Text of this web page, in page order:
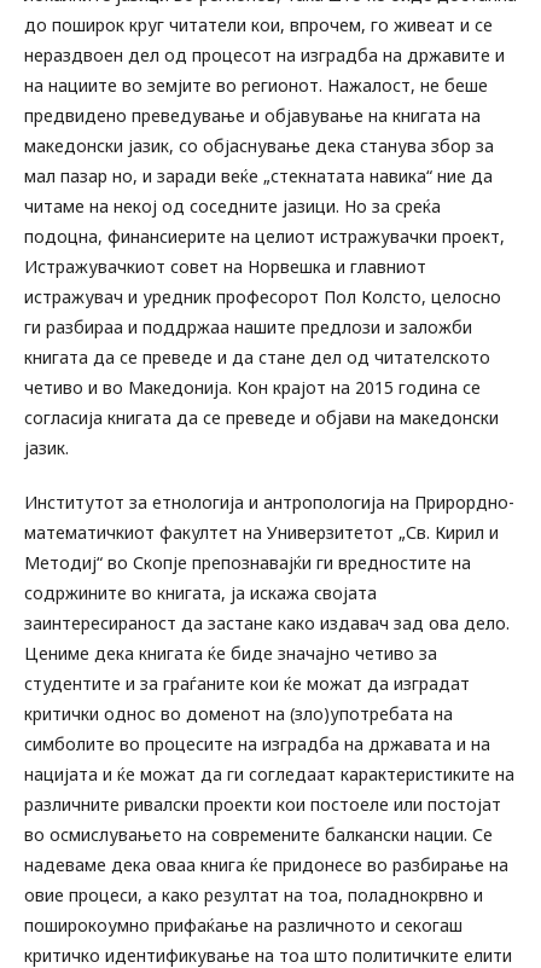
до поширок круг читатели кои, впрочем, го живеат и се
нераздвоен дел од процесот на изградба на државите и
на нациите во земјите во регионот. Нажалост, не беше
предвидено преведување и објавување на книгата на
македонски јазик, со објаснување дека станува збор за
мал пазар но, и заради веќе „стекнатата навика“ ние да
читаме на некој од соседните јазици. Но за среќа
подоцна, финансиерите на целиот истражувачки проект,
Истражувачкиот совет на Норвешка и главниот
истражувач и уредник професорот Пол Колсто, целосно
ги разбираа и поддржаа нашите предлози и заложби
книгата да се преведе и да стане дел од читателското
четиво и во Македонија. Кон крајот на 2015 година се
согласија книгата да се преведе и објави на македонски
јазик.
Институтот за етнологија и антропологија на Прирордно-
математичкиот факултет на Универзитетот „Св. Кирил и
Методиј“ во Скопје препознавајќи ги вредностите на
содржините во книгата, ја искажа својата
заинтересираност да застане како издавач зад ова дело.
Цениме дека книгата ќе биде значајно четиво за
студентите и за граѓаните кои ќе можат да изградат
критички однос во доменот на (зло)употребата на
симболите во процесите на изградба на државата и на
нацијата и ќе можат да ги согледаат карактеристиките на
различните ривалски проекти кои постоеле или постојат
во осмислувањето на современите балкански нации. Се
надеваме дека оваа книга ќе придонесе во разбирање на
овие процеси, а како резултат на тоа, поладнокрвно и
поширокоумно прифаќање на различното и секогаш
критичко идентификување на тоа што политичките елити